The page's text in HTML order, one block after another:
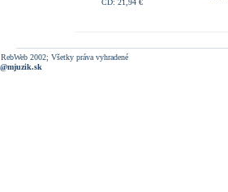
CD: 21,94 €
2002; Všetky práva vyhradené